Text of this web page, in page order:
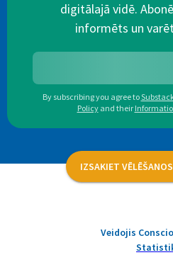
digitālajā vidē.
informēts un
By subscribing you agree to
Policy and their
IZSAKIET
Veidojis